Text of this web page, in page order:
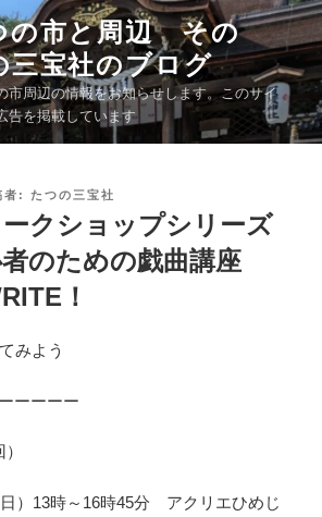
の市と周辺 その
宝社のブログ
市周辺の情報をお知らせします。このサイ
告を掲載しています
者: たつの三宝社
クショップシリーズ
のための戯曲講座
！
みよう
ーーーー
）13時～16時45分 アクリエひめじ